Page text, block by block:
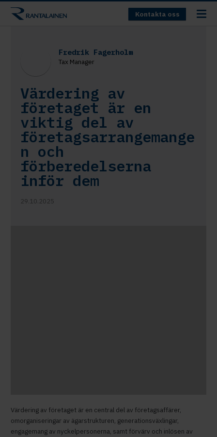
Kontakta oss
Fredrik Fagerholm
Tax Manager
Värdering av
företaget är en
viktig del av
företagsarrangemange
n och
förberedelserna
inför dem
29.10.2025
Värdering av företaget är en central del av företagsaffärer,
omorganiseringar av ägarstrukturen, generationsväxlingar,
engagemang av nyckelpersonerna, samt förvärv och inlösen av